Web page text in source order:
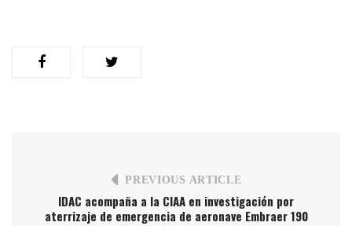
PREVIOUS ARTICLE
IDAC acompaña a la CIAA en investigación por
aterrizaje de emergencia de aeronave Embraer 190